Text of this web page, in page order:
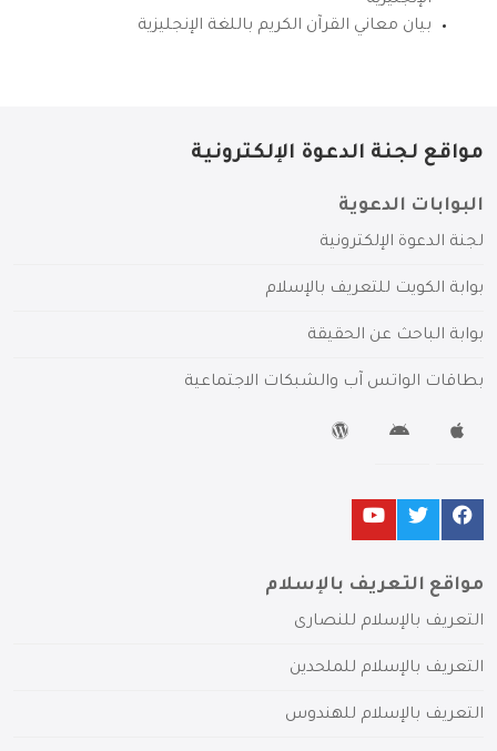
بيان معاني القرآن الكريم باللغة الإنجليزية
مواقع لجنة الدعوة الإلكترونية
البوابات الدعوية
لجنة الدعوة الإلكترونية
بوابة الكويت للتعريف بالإسلام
بوابة الباحث عن الحقيقة
بطاقات الواتس آب والشبكات الاجتماعية
مواقع التعريف بالإسلام
التعريف بالإسلام للنصارى
التعريف بالإسلام للملحدين
التعريف بالإسلام للهندوس